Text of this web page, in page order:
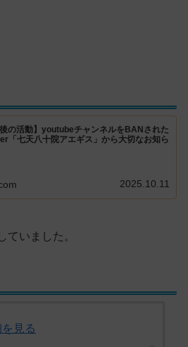
後の活動】youtubeチャンネルをBANされた
「七天八十院アエギス」から大切なお知ら
2025.10.11
ていました。
見る